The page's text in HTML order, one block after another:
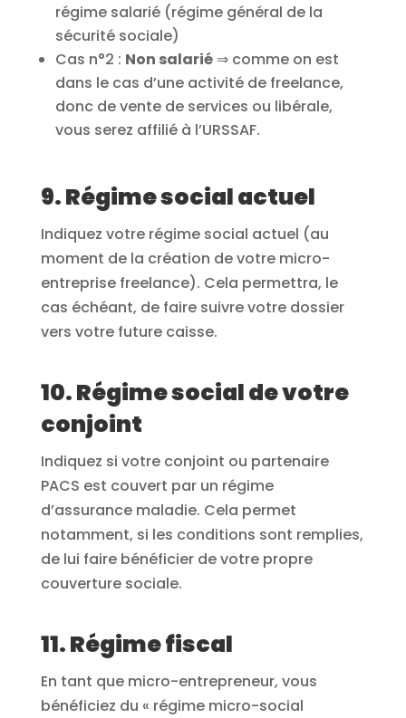
régime salarié (régime général de la
sécurité sociale)
Cas n°2 : Non salarié⇒ comme on est
dans le cas d’une activité de freelance,
donc de vente de services ou libérale,
vous serez affilié à l’URSSAF.
9. Régime social actuel
Indiquez votre régime social actuel (au
moment de la création de votre micro-
entreprise freelance). Cela permettra, le
cas échéant, de faire suivre votre dossier
vers votre future caisse.
10. Régime social de votre
conjoint
Indiquez si votre conjoint ou partenaire
PACS est couvert par un régime
d’assurance maladie. Cela permet
notamment, si les conditions sont remplies,
de lui faire bénéficier de votre propre
couverture sociale.
11. Régime fiscal
En tant que micro-entrepreneur, vous
bénéficiez du « régime micro-social